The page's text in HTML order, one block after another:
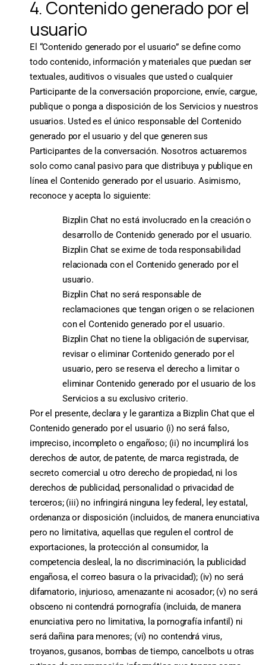
4. Contenido generado por el
usuario
El “Contenido generado por el usuario” se define como
todo contenido, información y materiales que puedan ser
textuales, auditivos o visuales que usted o cualquier
Participante de la conversación proporcione, envíe, cargue,
publique o ponga a disposición de los Servicios y nuestros
usuarios. Usted es el único responsable del Contenido
generado por el usuario y del que generen sus
Participantes de la conversación. Nosotros actuaremos
solo como canal pasivo para que distribuya y publique en
línea el Contenido generado por el usuario. Asimismo,
reconoce y acepta lo siguiente:
Bizplin Chat no está involucrado en la creación o
desarrollo de Contenido generado por el usuario.
Bizplin Chat se exime de toda responsabilidad
relacionada con el Contenido generado por el
usuario.
Bizplin Chat no será responsable de
reclamaciones que tengan origen o se relacionen
con el Contenido generado por el usuario.
Bizplin Chat no tiene la obligación de supervisar,
revisar o eliminar Contenido generado por el
usuario, pero se reserva el derecho a limitar o
eliminar Contenido generado por el usuario de los
Servicios a su exclusivo criterio.
Por el presente, declara y le garantiza a Bizplin Chat que el
Contenido generado por el usuario (i) no será falso,
impreciso, incompleto o engañoso; (ii) no incumplirá los
derechos de autor, de patente, de marca registrada, de
secreto comercial u otro derecho de propiedad, ni los
derechos de publicidad, personalidad o privacidad de
terceros; (iii) no infringirá ninguna ley federal, ley estatal,
ordenanza or disposición (incluidos, de manera enunciativa
pero no limitativa, aquellas que regulen el control de
exportaciones, la protección al consumidor, la
competencia desleal, la no discriminación, la publicidad
engañosa, el correo basura o la privacidad); (iv) no será
difamatorio, injurioso, amenazante ni acosador; (v) no será
obsceno ni contendrá pornografía (incluida, de manera
enunciativa pero no limitativa, la pornografía infantil) ni
será dañina para menores; (vi) no contendrá virus,
troyanos, gusanos, bombas de tiempo, cancelbots u otras